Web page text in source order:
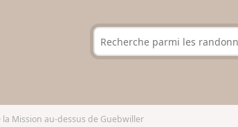
la Mission au-dessus de Guebwiller